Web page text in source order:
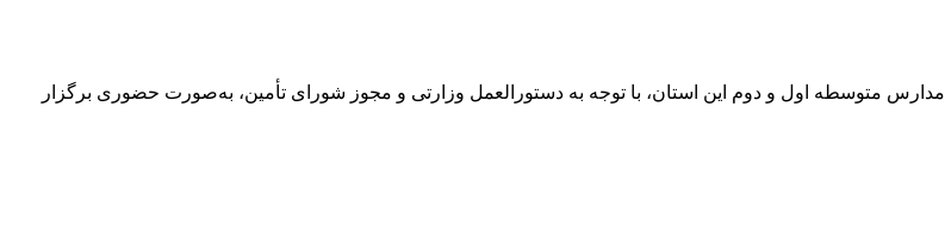
مدیرکل آموزش و پرورش البرز گفت: امتحانات نوبت دوم سال تحصیلی ۱۴۰۴-۱۴۰۵ مدارس متوسطه اول و دوم این استان، با توجه به دستورالعمل وزارتی و مجوز شورای تأمین، به‌صورت حضوری برگزار